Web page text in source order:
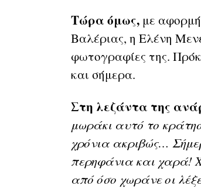
Τώρα όμως,με αφορμή
Βαλέριας, η Ελένη
φωτογραφίες της.
και σήμερα.
Στη λεζάντα της
μωράκι αυτό το
χρόνια ακριβώς…
περηφάνια και χαρά!
από όσο χωράνε οι